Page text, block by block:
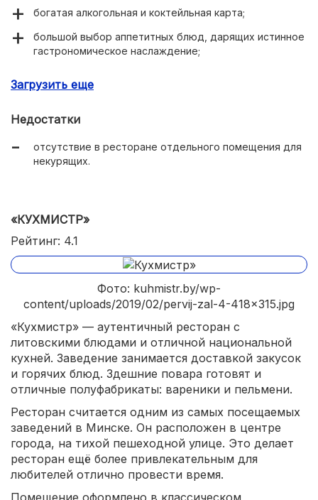
богатая алкогольная и коктейльная карта;
большой выбор аппетитных блюд, дарящих истинное
гастрономическое наслаждение;
Загрузить еще
Недостатки
отсутствие в ресторане отдельного помещения для
некурящих.
«КУХМИСТР»
Рейтинг: 4.1
Фото: kuhmistr.by/wp-
content/uploads/2019/02/pervij-zal-4-418x315.jpg
«Кухмистр» — аутентичный ресторан с
литовскими блюдами и отличной национальной
кухней. Заведение занимается доставкой закусок
и горячих блюд. Здешние повара готовят и
отличные полуфабрикаты: вареники и пельмени.
Ресторан считается одним из самых посещаемых
заведений в Минске. Он расположен в центре
города, на тихой пешеходной улице. Это делает
ресторан ещё более привлекательным для
любителей отлично провести время.